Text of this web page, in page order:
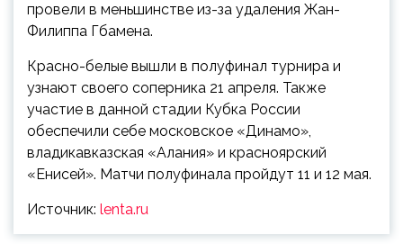
провели в меньшинстве из-за удаления Жан-
Филиппа Гбамена.
Красно-белые вышли в полуфинал турнира и
узнают своего соперника 21 апреля. Также
участие в данной стадии Кубка России
обеспечили себе московское «Динамо»,
владикавказская «Алания» и красноярский
«Енисей». Матчи полуфинала пройдут 11 и 12 мая.
Источник: lenta.ru